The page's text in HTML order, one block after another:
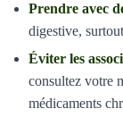
Prendre avec
digestive,
Éviter les
consultez votre
médicaments